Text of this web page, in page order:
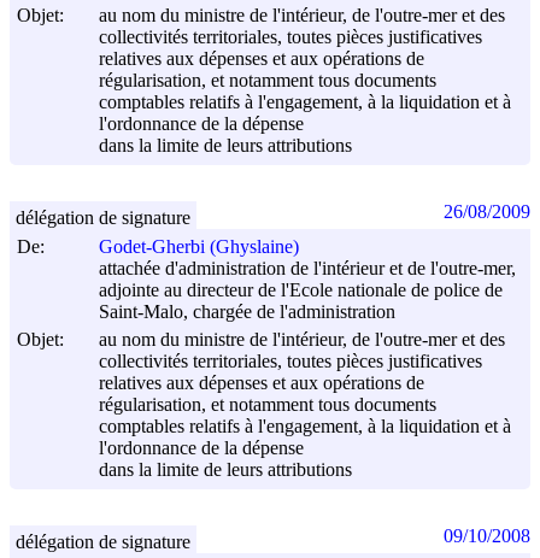
Objet:
au nom du ministre de l'intérieur, de l'outre-mer et des
collectivités territoriales, toutes pièces justificatives
relatives aux dépenses et aux opérations de
régularisation, et notamment tous documents
comptables relatifs à l'engagement, à la liquidation et à
l'ordonnance de la dépense
dans la limite de leurs attributions
De:
Godet-Gherbi (Ghyslaine)
attachée d'administration de l'intérieur et de l'outre-mer,
adjointe au directeur de l'Ecole nationale de police de
Saint-Malo, chargée de l'administration
Objet:
au nom du ministre de l'intérieur, de l'outre-mer et des
collectivités territoriales, toutes pièces justificatives
relatives aux dépenses et aux opérations de
régularisation, et notamment tous documents
comptables relatifs à l'engagement, à la liquidation et à
l'ordonnance de la dépense
dans la limite de leurs attributions
délégation de signature 26/08/2009
délégation de signature 09/10/2008